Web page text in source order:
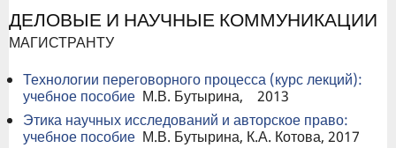
ДЕЛОВЫЕ И НАУЧНЫЕ КОММУНИКАЦИИ
МАГИСТРАНТУ
Технологии переговорного процесса (курс лекций):
учебное пособие М.В. Бутырина, 2013
Этика научных исследований и авторское право:
учебное пособие М.В. Бутырина, К.А. Котова, 2017